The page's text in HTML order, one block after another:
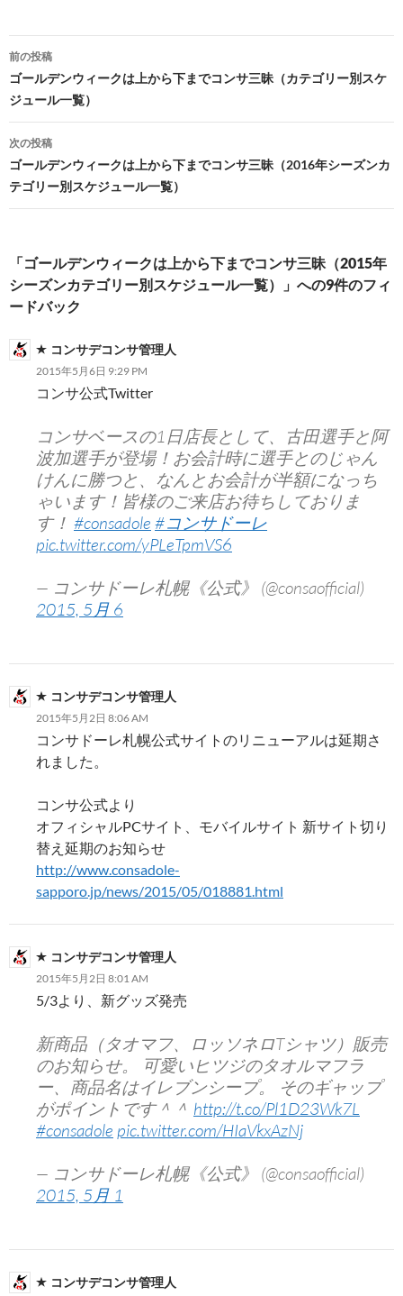
投
稿
ナ
ビ
ゲ
ー
ョ
ン
前の投稿
ゴールデンウィークは上から下までコンサ三昧（カテゴリー別スケ
ジュール一覧）
次の投稿
ゴールデンウィークは上から下までコンサ三昧（2016年シーズンカ
テゴリー別スケジュール一覧）
「ゴールデンウィークは上から下までコンサ三昧（2015年
シーズンカテゴリー別スケジュール一覧）」への9件のフィ
ードバック
コンサデコンサ管理人
2015年5月6日 9:29 PM
コンサ公式Twitter
コンサベースの1日店長として、古田選手と阿
波加選手が登場！お会計時に選手とのじゃん
けんに勝つと、なんとお会計が半額になっち
ゃいます！皆様のご来店お待ちしておりま
す！ #consadole #コンサドーレ
pic.twitter.com/yPLeTpmVS6
— コンサドーレ札幌《公式》 (@consaofficial)
2015, 5月 6
コンサデコンサ管理人
2015年5月2日 8:06 AM
コンサドーレ札幌公式サイトのリニューアルは延期さ
れました。
コンサ公式より
オフィシャルPCサイト、モバイルサイト 新サイト切り
替え延期のお知らせ
http://www.consadole-
sapporo.jp/news/2015/05/018881.html
コンサデコンサ管理人
2015年5月2日 8:01 AM
5/3より、新グッズ発売
新商品（タオマフ、ロッソネロTシャツ）販売
のお知らせ。 可愛いヒツジのタオルマフラ
ー、商品名はイレブンシープ。 そのギャップ
がポイントです＾＾ http://t.co/Pl1D23Wk7L
#consadole pic.twitter.com/HIaVkxAzNj
— コンサドーレ札幌《公式》 (@consaofficial)
2015, 5月 1
コンサデコンサ管理人